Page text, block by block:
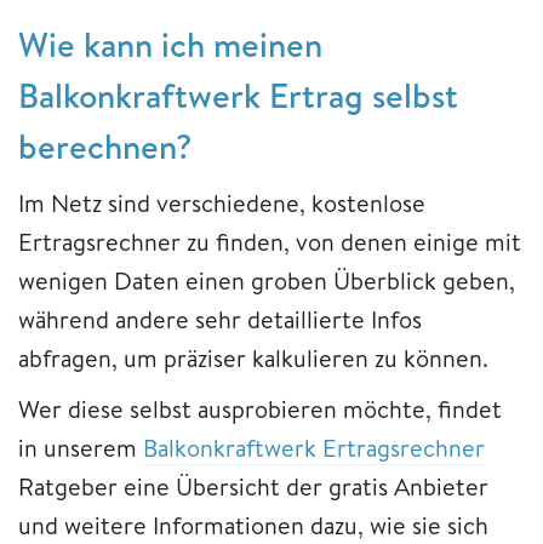
Wie kann ich meinen
Balkonkraftwerk Ertrag selbst
berechnen?
Im Netz sind verschiedene, kostenlose
Ertragsrechner zu finden, von denen einige mit
wenigen Daten einen groben Überblick geben,
während andere sehr detaillierte Infos
abfragen, um präziser kalkulieren zu können.
Wer diese selbst ausprobieren möchte, findet
in unserem Balkonkraftwerk Ertragsrechner
Ratgeber eine Übersicht der gratis Anbieter
und weitere Informationen dazu, wie sie sich